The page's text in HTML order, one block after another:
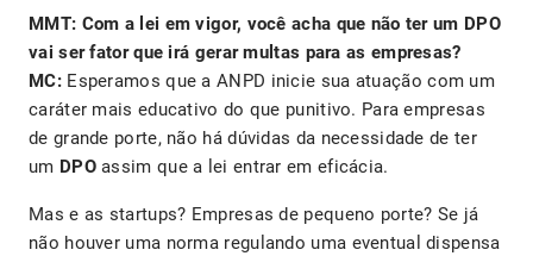
MMT: Com a lei em vigor, você acha que não ter um DPO
vai ser fator que irá gerar multas para as empresas?
MC:Esperamos que a ANPD inicie sua atuação com um
caráter mais educativo do que punitivo. Para empresas
de grande porte, não há dúvidas da necessidade de ter
um DPOassim que a lei entrar em eficácia.
Mas e as startups? Empresas de pequeno porte? Se já
não houver uma norma regulando uma eventual dispensa